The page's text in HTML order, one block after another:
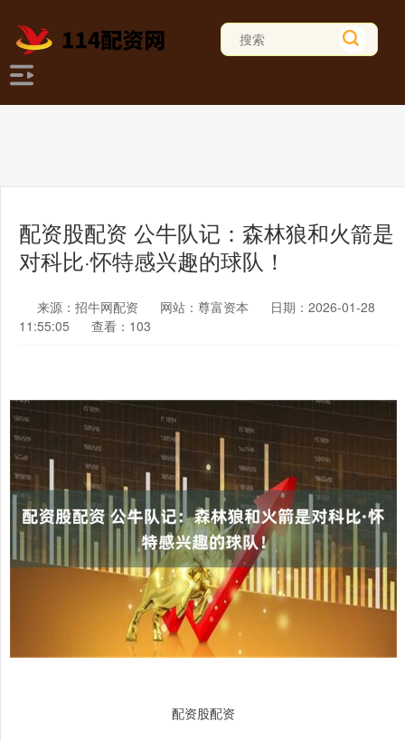
配资股配资 公牛队记：森林狼和火箭是
对科比·怀特感兴趣的球队！
来源：招牛网配资 网站：尊富资本
日期：2026-01-28
11:55:05
查看：103
配资股配资